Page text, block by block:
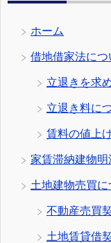
ホーム
借地借家法につ
立退きを求
立退き料に
賃料の値上
家賃滞納建物明
土地建物売買に
不動産売買
土地賃貸借